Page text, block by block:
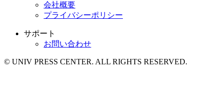
会社概要
プライバシーポリシー
サポート
お問い合わせ
© UNIV PRESS CENTER. ALL RIGHTS RESERVED.